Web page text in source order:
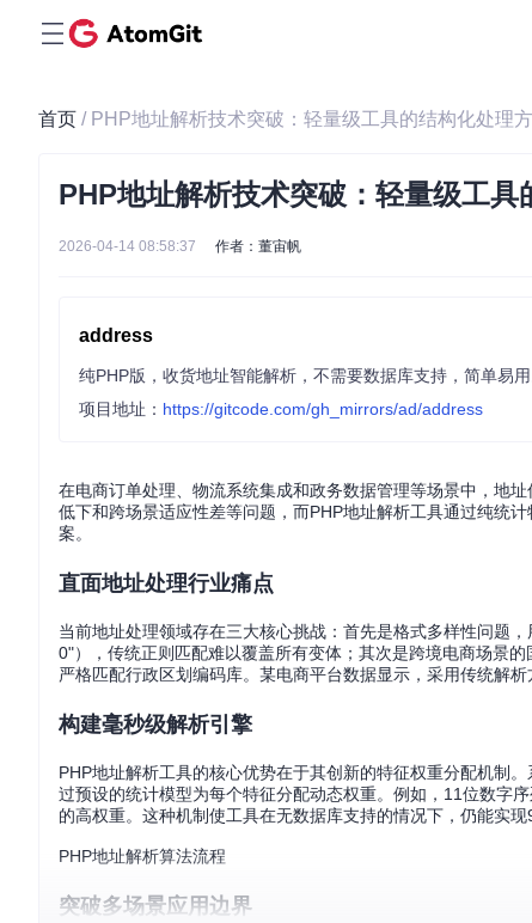
首页 / PHP地址解析技术突破：轻量级工具的结构化处理
PHP地址解析技术突破：轻量级工具
2026-04-14 08:58:37 作者：董宙帆
address
纯PHP版，收货地址智能解析，不需要数据库支持，简单易
项目地址： https://gitcode.com/gh_mirrors/ad/address
在电商订单处理、物流系统集成和政务数据管理等场景中，地
低下和跨场景适应性差等问题，而PHP地址解析工具通过纯统
案。
直面地址处理行业痛点
当前地址处理领域存在三大核心挑战：首先是格式多样性问题
0"），传统正则匹配难以覆盖所有变体；其次是跨境电商场景
严格匹配行政区划编码库。某电商平台数据显示，采用传统解
构建毫秒级解析引擎
PHP地址解析工具的核心优势在于其创新的特征权重分配机制
过预设的统计模型为每个特征分配动态权重。例如，11位数字
的高权重。这种机制使工具在无数据库支持的情况下，仍能实
PHP地址解析算法流程
突破多场景应用边界